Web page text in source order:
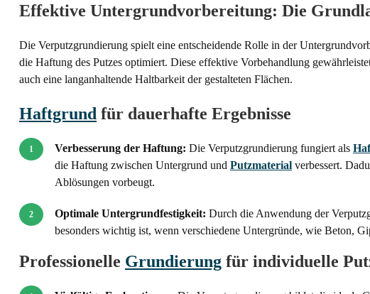
Effektive Untergrundvorbereitung: Die
Die Verputzgrundierung spielt eine entscheidende Rolle in der
die Haftung des Putzes optimiert. Diese effektive Vorbehandlung
auch eine langanhaltende Haltbarkeit der gestalteten Flächen.
Haftgrund für dauerhafte Ergebnisse
Verbesserung der Haftung: Die Verputzgrundierung fungiert als
die Haftung zwischen Untergrund und Putzmaterial verbessert.
Ablösungen vorbeugt.
Optimale Untergrundfestigkeit: Durch die Anwendung der
besonders wichtig ist, wenn verschiedene Untergründe, wie Beton,
Professionelle Grundierung für individuelle